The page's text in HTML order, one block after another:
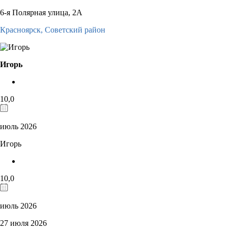
6-я Полярная улица, 2А
Красноярск, Советский район
Игорь
10,0
июль 2026
Игорь
10,0
июль 2026
27 июля 2026